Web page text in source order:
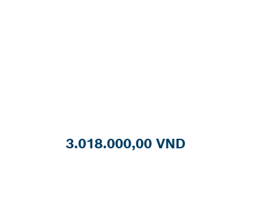
3.018.000,00 VND